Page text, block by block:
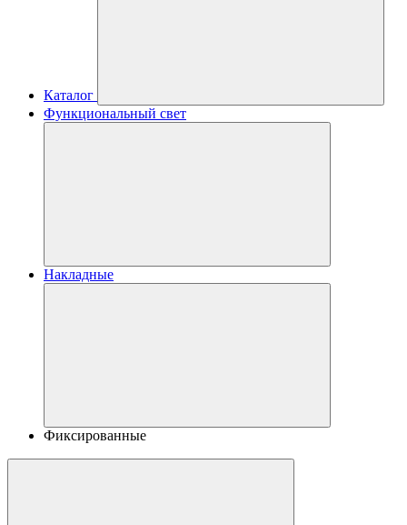
Каталог
Функциональный свет
Накладные
Фиксированные